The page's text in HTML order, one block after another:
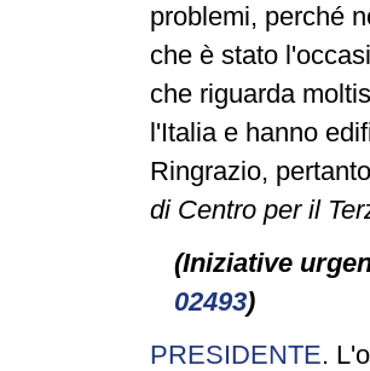
problemi, perché
che è stato
che riguarda
l'Italia e hanno
Ringrazio,
di Centro per il
(Iniziative
02493)
PRESIDENTE.